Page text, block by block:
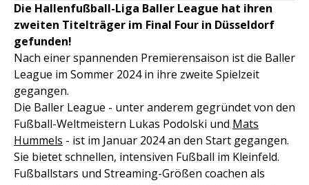
Die Hallenfußball-Liga Baller League hat ihren
zweiten Titelträger im Final Four in Düsseldorf
gefunden!
Nach einer spannenden Premierensaison ist die Baller
League im Sommer 2024 in ihre zweite Spielzeit
gegangen.
Die Baller League - unter anderem gegründet von den
Fußball-Weltmeistern Lukas Podolski und Mats
Hummels - ist im Januar 2024 an den Start gegangen.
Sie bietet schnellen, intensiven Fußball im Kleinfeld.
Fußballstars und Streaming-Größen coachen als